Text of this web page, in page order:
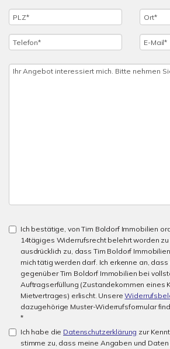
Ich bestätige, von Tim Boldorf Immobilien
14tägiges Widerrufsrecht belehrt worden zu
ausdrücklich zu, dass Tim Boldorf
mich tätig werden darf. Ich erkenne an,
gegenüber Tim Boldorf Immobilien bei
Auftragserfüllung (Zustandekommen eines
Mietvertrages) erlischt. Unsere
dazugehörige Muster-Widerrufsformular
*
Ich habe die Datenschutzerklärung zur
stimme zu, dass meine Angaben und